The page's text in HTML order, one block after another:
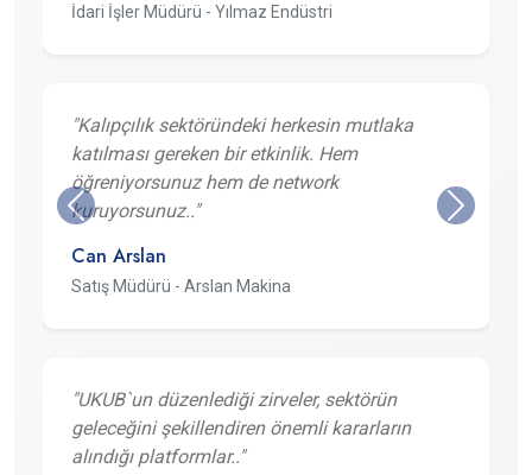
İdari İşler Müdürü - Yılmaz Endüstri
"Kalıpçılık sektöründeki herkesin mutlaka
katılması gereken bir etkinlik. Hem
öğreniyorsunuz hem de network
kuruyorsunuz.."
Can Arslan
Satış Müdürü - Arslan Makina
"UKUB`un düzenlediği zirveler, sektörün
geleceğini şekillendiren önemli kararların
alındığı platformlar.."